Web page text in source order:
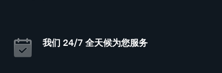
我们 24/7 全天候为您服务